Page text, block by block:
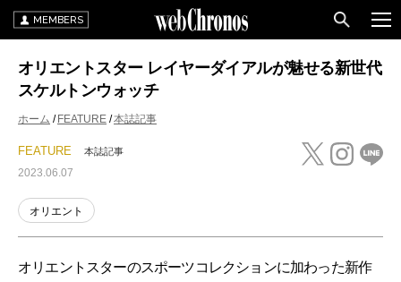
MEMBERS
オリエントスター レイヤーダイアルが魅せる新世代
スケルトンウォッチ
ホーム FEATURE 本誌記事
FEATURE 本誌記事
2023.06.07
オリエント
オリエントスターのスポーツコレクションに加わった新作